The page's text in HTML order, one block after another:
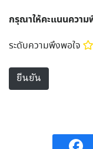
กรุณาให้คะแนนความ
ระดับความพึงพอใจ